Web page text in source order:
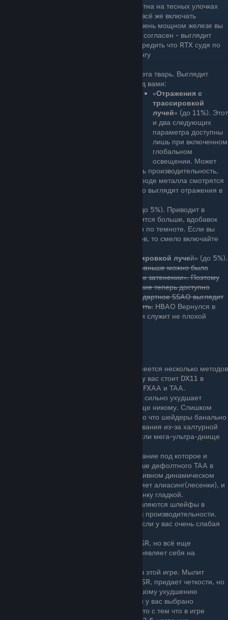
Особенно разница в затемнении заметна на тесных улочках
городов, пещерах и помещениях. Но всё же включать
Трассировку я НЕ советую, даже на очень мощном железе вы
не получите плавную картинку, хоть и согласен - выглядит
красиво. Ко всему этому стоит предупредить что RTX судя по
всему приводит к артефактам и гостингу
жрет эта тварь. Выглядит
конечно атмосферно, но цифры перед вами:
«Отражения с
трассировкой
лучей» (до 11%). Этот
и два следующих
параметра доступны
лишь при включенном
глобальном
освещении. Может
дополнительно заметно просадить производительность,
но с ним глянцевые материалы вроде металла смотрятся
значительно лучше. Также здорово выглядят отражения в
» (до 5%). Приводит в
порядок затенение: теней становится больше, вдобавок
они начинают сильнее отличаться по темноте. Если вы
согласны потерять еще 4-6 кадров, то смело включайте
Рассеянное затенение с трассировкой лучей» (до 5%).
Из игры пропало HBAO, которое раньше можно было
включить в «Экранном рассеянном затенении». Поэтому
качественное рассеянное затенение теперь доступно
лишь здесь. Но в принципе и стандартное SSAO выглядит
неплохо, так что можно и выключить. HBAO Вернулся в
одном из последних обновлений и служит не плохой
: На выбор имеется несколько методов
апскейлинга, разберем каждый. Если у вас стоит DX11 в
настройках, то на выбор будет только FXAA и TAA.
- ужасное решение которое сильно ухудшает
картинку, не рекомендуется вообще никому. Слишком
сильно рябит изображение - видно что шейдеры банально
не дружат с этим методом сглаживания из-за халтурной
реализации. Не выбирать даже если мега-ультра-днище
- Стандартное сглаживание под которое и
заточена игра. Выглядит чуть лучше дефолтного TAA в
DX11. Мылит картинку при интенсивном динамическом
освещении, но полностью устраняет алиасинг(лесенки), и
мерцания шейдеров, делая картинку гладкой.
- Очень много мыла, появляются шлейфы в
движении, но дает хороший буст к производительности.
Рекомендуется включать только если у вас очень слабая
- Выглядит лучше, чем FSR, но всё еще
мыльновато. Возможно лучше проявляет себя на
- Лучший вид апскейла в этой игре. Мылит
картинку меньше чем TAAU или FSR, придает четкости, но
в то же время приводит к небольшому ухудшению
качества текстур и эффектов если у вас выбрано
разрешение 1080p. Да, связано это с тем что в игре